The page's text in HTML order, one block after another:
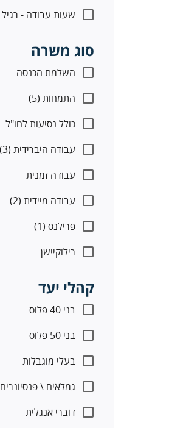
שעות עבודה - רגיל
סוג משרה
השלמת הכנסה
התמחות (5)
כולל נסיעות לחו"ל
עבודה היברידית (3)
עבודה זמנית
עבודה מיידית (2)
פרילנס (1)
רילוקיישן
קהלי יעד
בני 40 פלוס
בני 50 פלוס
בעלי מוגבלות
גמלאים \ פנסיונרים
דוברי אנגלית